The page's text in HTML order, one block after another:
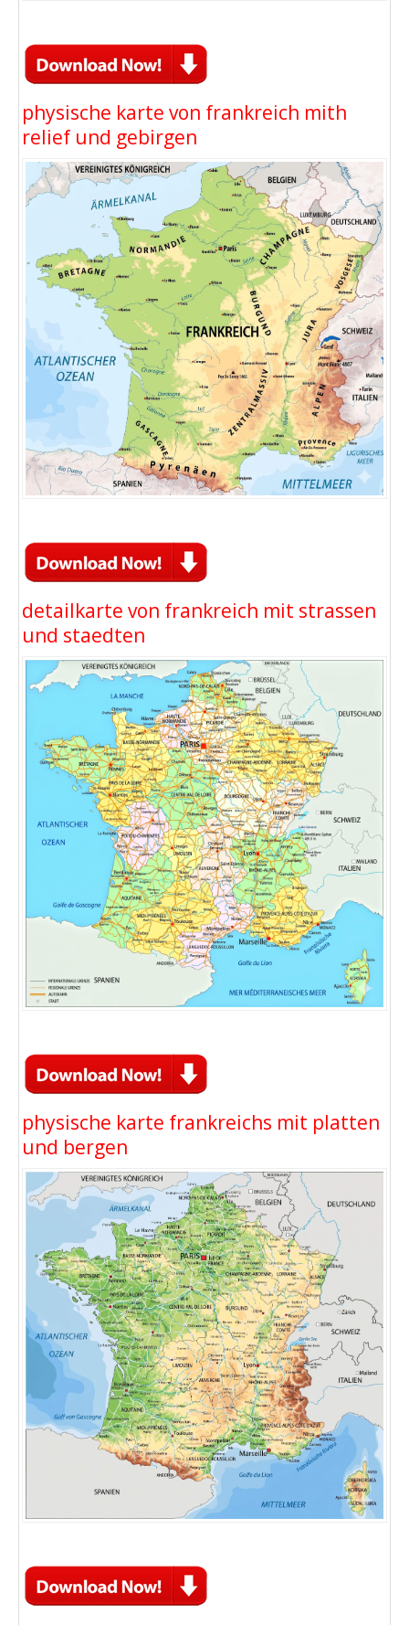
physische karte von frankreich mith
relief und gebirgen
detailkarte von frankreich mit strassen
und staedten
physische karte frankreichs mit platten
und bergen